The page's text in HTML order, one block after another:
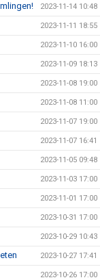
2023-11-14 10:48
2023-11-11 18:55
2023-11-10 16:00
2023-11-09 18:13
2023-11-08 19:00
2023-11-08 11:00
2023-11-07 19:00
2023-11-07 16:41
2023-11-05 09:48
2023-11-03 17:00
2023-11-01 17:00
2023-10-31 17:00
2023-10-29 10:43
2023-10-27 17:41
2023-10-26 17:00